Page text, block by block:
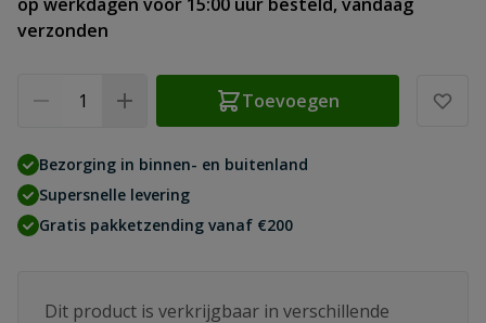
verzonden
Toevoegen
Bezorging in binnen- en buitenland
Supersnelle levering
Gratis pakketzending vanaf €200
Dit product is verkrijgbaar in verschillende